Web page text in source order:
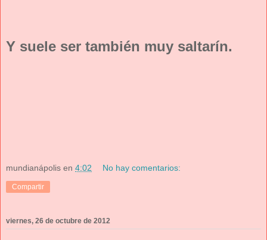
Y suele ser también muy saltarín.
mundianápolis en 4:02 No hay comentarios:
Compartir
viernes, 26 de octubre de 2012